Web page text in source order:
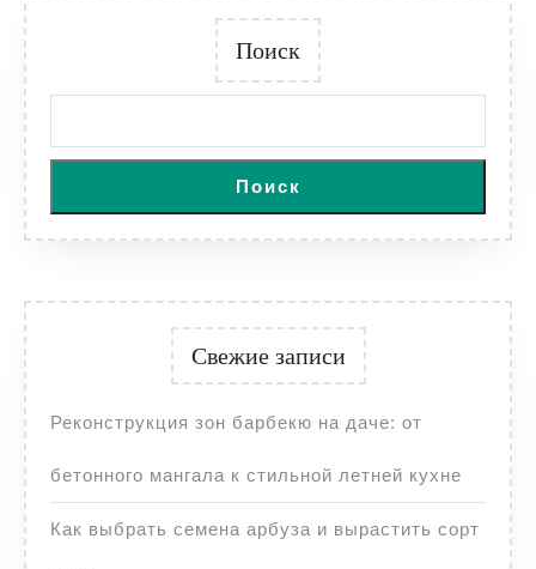
Поиск
Поиск
Свежие записи
Реконструкция зон барбекю на даче: от
бетонного мангала к стильной летней кухне
Как выбрать семена арбуза и вырастить сорт